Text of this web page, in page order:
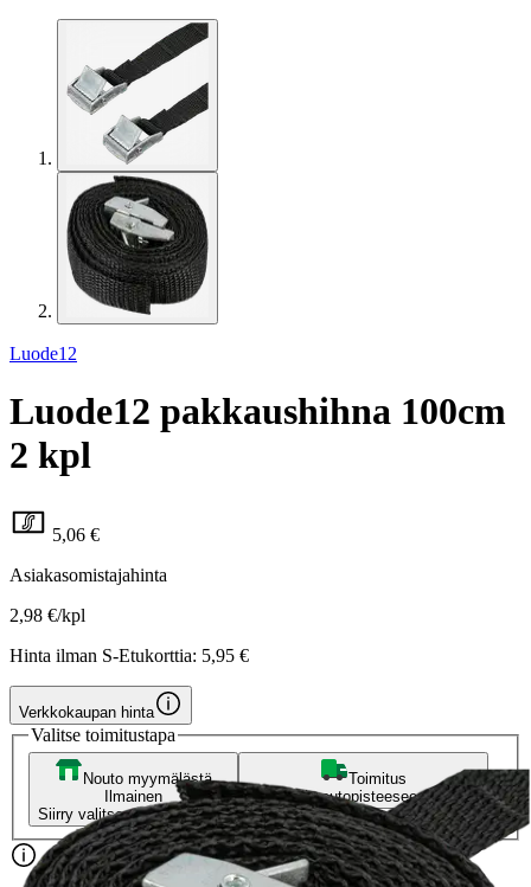
Luode12
Luode12 pakkaushihna 100cm
2 kpl
5,06 €
Asiakasomistajahinta
2,98 €/kpl
Hinta ilman S-Etukorttia: 5,95 €
Verkkokaupan hinta
Valitse toimitustapa
Nouto myymälästä
Ilmainen
Siirry valitsemaan myymälä
Toimitus
Kotiin tai noutopisteeseenAlk. 0 €